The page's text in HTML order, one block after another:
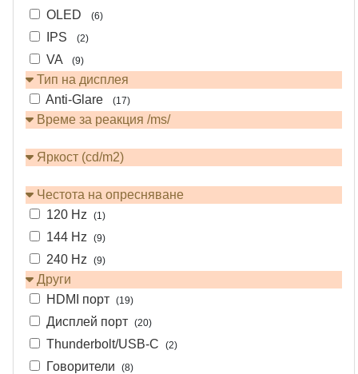
OLED (6)
IPS (2)
VA (9)
Тип на дисплея
Anti-Glare
(17)
Време за реакция /ms/
Яркост (cd/m2)
Честота на опресняване
120 Hz
(1)
144 Hz (9)
240 Hz (9)
Други
HDMI порт (19)
Дисплей порт (20)
Thunderbolt/USB-C (2)
Говорители (8)